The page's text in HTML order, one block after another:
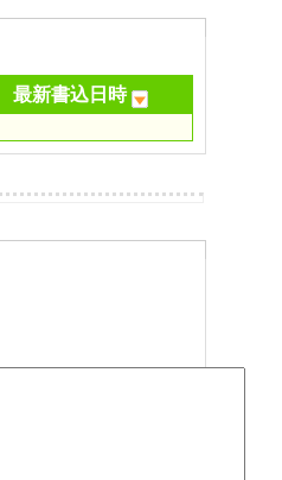
最新書込日時